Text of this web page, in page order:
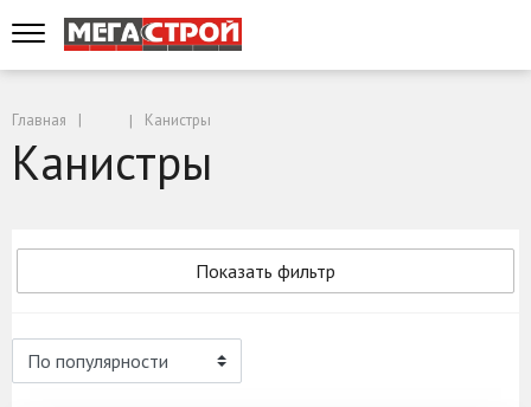
Главная Канистры
Канистры
Показать фильтр